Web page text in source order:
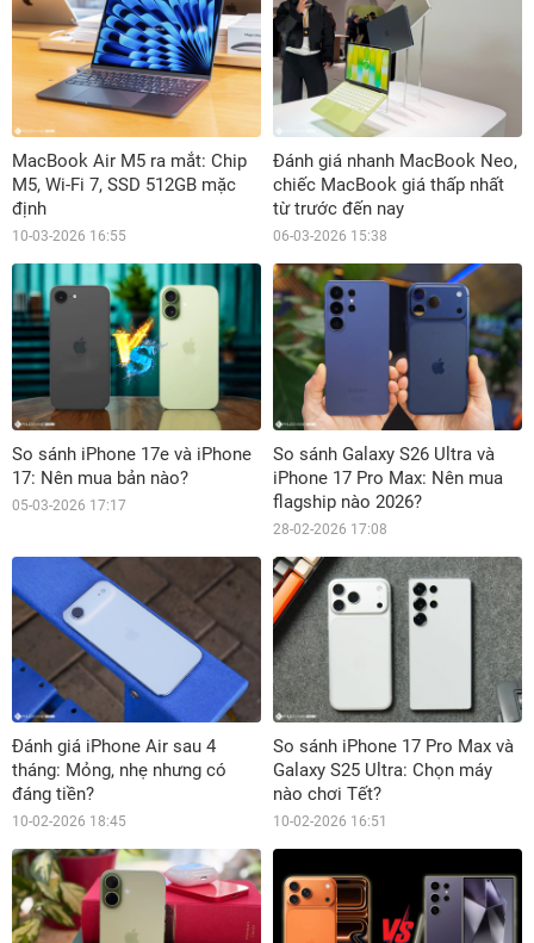
MacBook Air M5 ra mắt: Chip
M5, Wi-Fi 7, SSD 512GB mặc
định
10-03-2026 16:55
Đánh giá nhanh MacBook Neo,
chiếc MacBook giá thấp nhất
từ trước đến nay
06-03-2026 15:38
So sánh iPhone 17e và iPhone
17: Nên mua bản nào?
05-03-2026 17:17
So sánh Galaxy S26 Ultra và
iPhone 17 Pro Max: Nên mua
flagship nào 2026?
28-02-2026 17:08
Đánh giá iPhone Air sau 4
tháng: Mỏng, nhẹ nhưng có
đáng tiền?
10-02-2026 18:45
So sánh iPhone 17 Pro Max và
Galaxy S25 Ultra: Chọn máy
nào chơi Tết?
10-02-2026 16:51